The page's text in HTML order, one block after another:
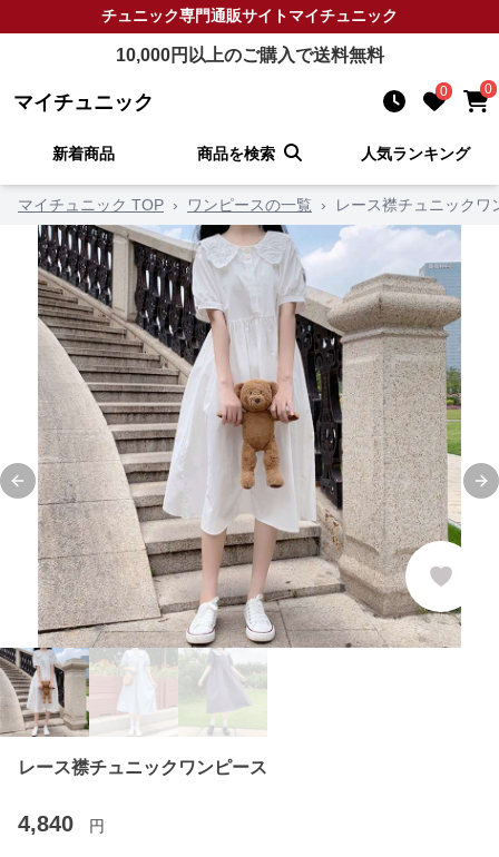
チュニック専門通販サイトマイチュニック
10,000円以上のご購入で送料無料
マイチュニック 0 0
新着商品 商品を検索 人気ランキング
マイチュニック TOP › ワンピースの一覧 › レース襟チュニックワ
Previous slide
レース襟チュニックワンピース
4,840 円